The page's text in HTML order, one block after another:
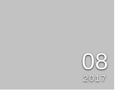
08
2017